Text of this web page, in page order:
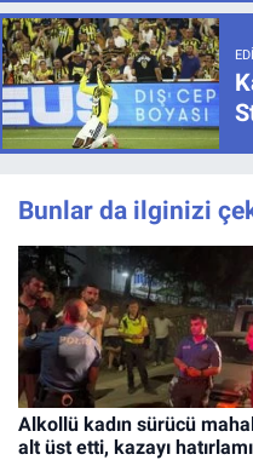
Bunlar da ilginizi
Alkollü kadın sürücü
alt üst etti, kazayı